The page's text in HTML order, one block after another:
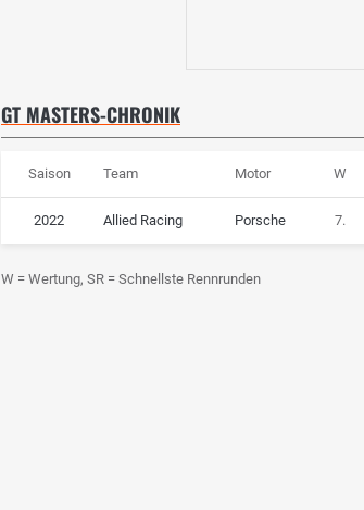
GT MASTERS-CHRONIK
Saison Team Motor W
2022 Allied Racing Porsche 7.
W = Wertung, SR = Schnellste Rennrunden